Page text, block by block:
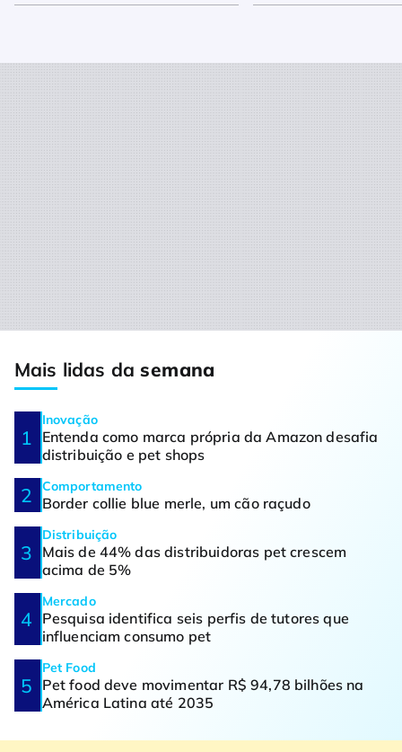
Mais lidas dasemana
Inovação
Entenda como marca própria da Amazon desafia
distribuição e pet shops
Comportamento
Border collie blue merle, um cão raçudo
Distribuição
Mais de 44% das distribuidoras pet crescem
acima de 5%
Mercado
Pesquisa identifica seis perfis de tutores que
influenciam consumo pet
Pet Food
Pet food deve movimentar R$ 94,78 bilhões na
América Latina até 2035